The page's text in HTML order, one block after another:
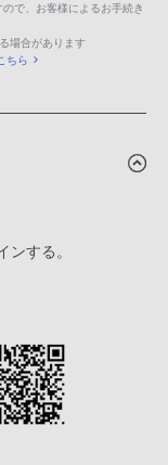
で、お客様によるお手続き
場合があります
ちら
する。